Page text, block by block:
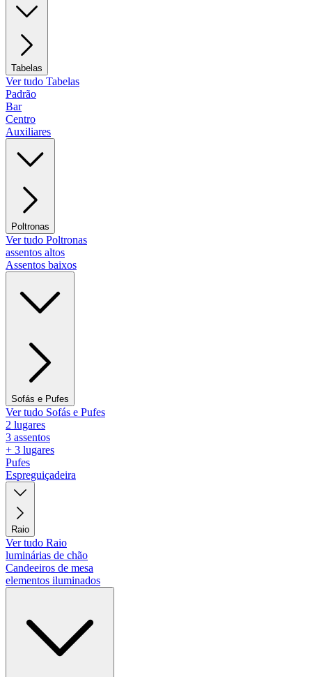
Tabelas
Ver tudo Tabelas
Padrão
Bar
Centro
Auxiliares
Poltronas
Ver tudo Poltronas
assentos altos
Assentos baixos
Sofás e Pufes
Ver tudo Sofás e Pufes
2 lugares
3 assentos
+ 3 lugares
Pufes
Espreguiçadeira
Raio
Ver tudo Raio
luminárias de chão
Candeeiros de mesa
elementos iluminados